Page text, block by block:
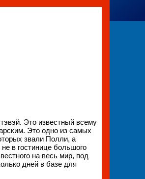
Это известный всему
Это одно из самых
звали Полли, а
в гостинице большого
на весь мир, под
дней в базе для